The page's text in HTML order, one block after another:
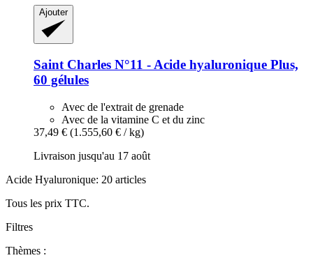
Ajouter
Saint Charles N°11 -​ Acide hyaluronique Plus,
60 gélules
Avec de l'extrait de grenade
Avec de la vitamine C et du zinc
37,49 € (1.555,60 € / kg)
Livraison jusqu'au 17 août
Acide Hyaluronique: 20 articles
Tous les prix TTC.
Filtres
Thèmes :